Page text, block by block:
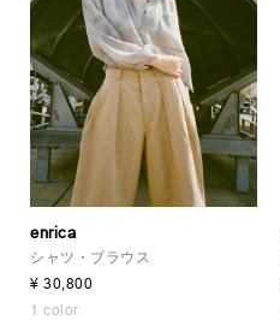
enrica
シャツ・ブラウス
¥ 30,800
1 color